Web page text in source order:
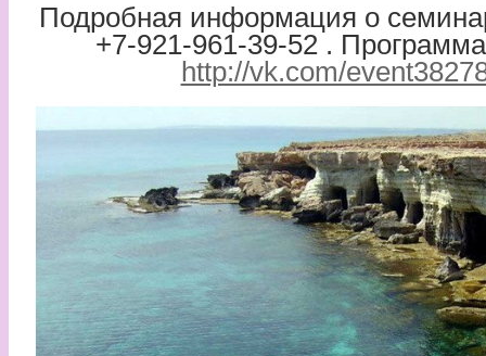
Подробная информация о
+7-921-961-39-52 .
http://vk.com/